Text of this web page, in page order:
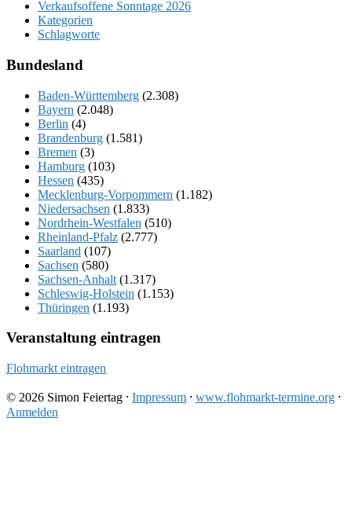
Verkaufsoffene Sonntage 2026
Kategorien
Schlagworte
Bundesland
Baden-Württemberg (2.308)
Bayern (2.048)
Berlin (4)
Brandenburg (1.581)
Bremen (3)
Hamburg (103)
Hessen (435)
Mecklenburg-Vorpommern (1.182)
Niedersachsen (1.833)
Nordrhein-Westfalen (510)
Rheinland-Pfalz (2.777)
Saarland (107)
Sachsen (580)
Sachsen-Anhalt (1.317)
Schleswig-Holstein (1.153)
Thüringen (1.193)
Veranstaltung eintragen
Flohmarkt eintragen
© 2026 Simon Feiertag ⸱ Impressum ⸱ www.flohmarkt-termine.org ⸱
Anmelden